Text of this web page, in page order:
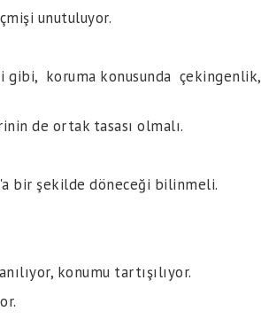
unutuluyor.
gibi, koruma konusunda çekingenlik,
de ortak tasası olmalı.
bir şekilde döneceği bilinmeli.
konumu tartışılıyor.